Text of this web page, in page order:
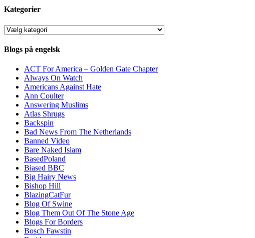
Kategorier
Kategorier
Blogs på engelsk
ACT For America – Golden Gate Chapter
Always On Watch
Americans Against Hate
Ann Coulter
Answering Muslims
Atlas Shrugs
Backspin
Bad News From The Netherlands
Banned Video
Bare Naked Islam
BasedPoland
Biased BBC
Big Hairy News
Bishop Hill
BlazingCatFur
Blog Of Swine
Blog Them Out Of The Stone Age
Blogs For Borders
Bosch Fawstin